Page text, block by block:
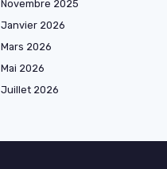
Novembre 2025
Janvier 2026
Mars 2026
Mai 2026
Juillet 2026